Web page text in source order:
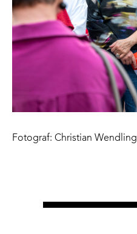
Fotograf: Christian Wendling